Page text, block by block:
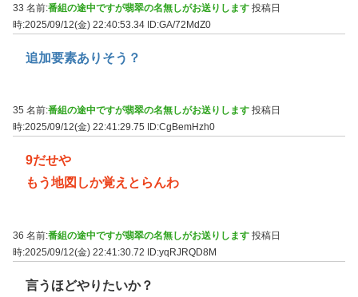
33 名前:番組の途中ですが翡翠の名無しがお送りします 投稿日
時:2025/09/12(金) 22:40:53.34 ID:GA/72MdZ0
追加要素ありそう？
35 名前:番組の途中ですが翡翠の名無しがお送りします 投稿日
時:2025/09/12(金) 22:41:29.75
ID:CgBemHzh0
9だせや
もう地図しか覚えとらんわ
36 名前:番組の途中ですが翡翠の名無しがお送りします 投稿日
時:2025/09/12(金) 22:41:30.72 ID:yqRJRQD8M
言うほどやりたいか？